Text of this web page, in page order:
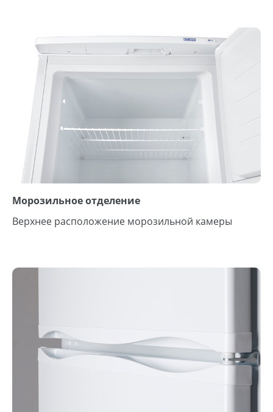
Морозильное отделение
Верхнее расположение морозильной камеры